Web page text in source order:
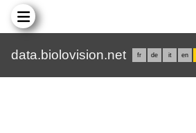
data.biolovision.net fr de it en